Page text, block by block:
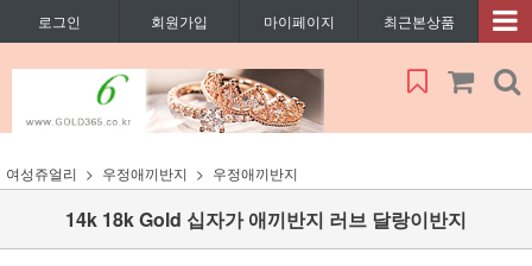
로그인 회원가입 마이페이지 최근본상품
여성쥬얼리 우정애끼반지 우정애끼반지
14k 18k Gold 십자가 애끼반지 러브 달랑이반지